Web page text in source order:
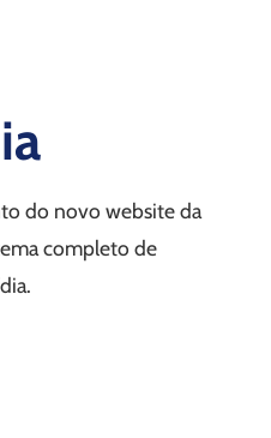
do novo website da
completo de